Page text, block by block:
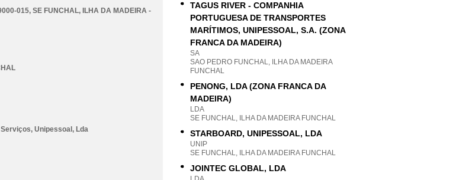
015, SE FUNCHAL, ILHA DA MADEIRA -
Unipessoal, Lda
TAGUS RIVER - COMPANHIA
PORTUGUESA DE TRANSPORTES
MARÍTIMOS, UNIPESSOAL, S.A. (ZONA
FRANCA DA MADEIRA)
SA
SAO PEDRO FUNCHAL, ILHA DA MADEIRA
FUNCHAL
PENONG, LDA (ZONA FRANCA DA
MADEIRA)
LDA
SE FUNCHAL, ILHA DA MADEIRA FUNCHAL
STARBOARD, UNIPESSOAL, LDA
UNIP
SE FUNCHAL, ILHA DA MADEIRA FUNCHAL
JOINTEC GLOBAL, LDA